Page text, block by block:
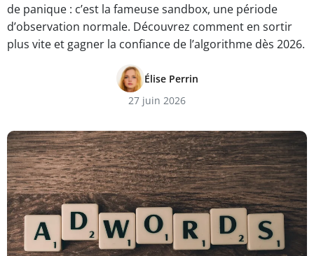
de panique : c’est la fameuse sandbox, une période
d’observation normale. Découvrez comment en sortir
plus vite et gagner la confiance de l’algorithme dès 2026.
Élise Perrin
27 juin 2026